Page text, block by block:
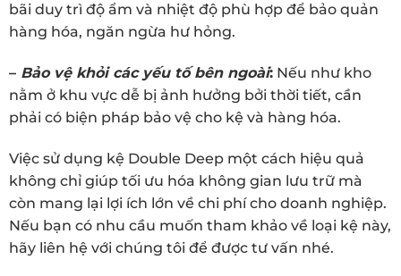
bãi duy trì độ ẩm và nhiệt độ phù hợp để bảo quản
hàng hóa, ngăn ngừa hư hỏng.
– Bảo vệ khỏi các yếu tố bên ngoài: Nếu như kho
nằm ở khu vực dễ bị ảnh hưởng bởi thời tiết, cần
phải có biện pháp bảo vệ cho kệ và hàng hóa.
Việc sử dụng kệ Double Deep một cách hiệu quả
không chỉ giúp tối ưu hóa không gian lưu trữ mà
còn mang lại lợi ích lớn về chi phí cho doanh nghiệp.
Nếu bạn có nhu cầu muốn tham khảo về loại kệ này,
hãy liên hệ với chúng tôi để được tư vấn nhé.